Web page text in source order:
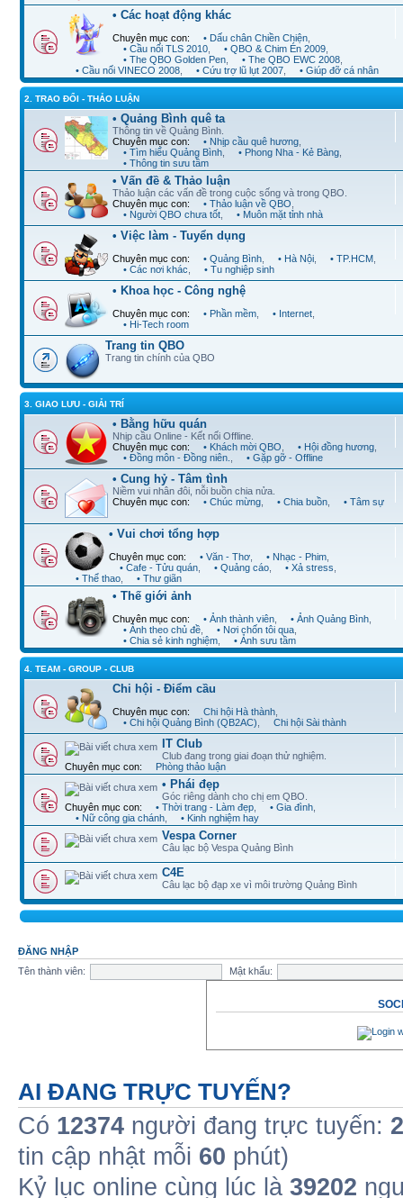
• Các hoạt động khác
Chuyên mục con: • Dấu chân Chiền Chiện
• Cầu nối TLS 2010
• QBO & Chim Én 2009
• The QBO Golden Pen
• The QBO EWC 2008
• Cầu nối VINECO 2008
• Cứu trợ lũ lụt 2007 • Giúp đỡ cá nhân
2. TRAO ĐỔI - THẢO LUẬN
• Quảng Bình quê ta
Thông tin về Quảng Bình.
Chuyên mục con:
• Nhịp cầu quê hương
• Tìm hiểu Quảng Bình
• Phong Nha - Kẻ Bàng
• Thông tin sưu tầm
• Vấn đề & Thảo luận
Thảo luận các vấn đề trong cuộc sống và trong QBO.
Chuyên mục con:
• Thảo luận về QBO
• Người QBO chưa tốt
• Muôn mặt tỉnh nhà
• Việc làm - Tuyển dụng
Chuyên mục con: • Quảng Bình • Hà Nội • TP.HCM
• Các nơi khác
• Tu nghiệp sinh
• Khoa học - Công nghệ
Chuyên mục con: • Phần mềm • Internet
• Hi-Tech room
Trang tin QBO
Trang tin chính của QBO
3. GIAO LƯU - GIẢI TRÍ
• Bằng hữu quán
Nhịp cầu Online - Kết nối Offline.
Chuyên mục con:
• Khách mời QBO • Hội đồng hương
• Đồng môn - Đồng niên.
• Gặp gỡ - Offline
• Cung hỷ - Tâm tình
Niềm vui nhân đôi, nỗi buồn chia nửa.
Chuyên mục con:
• Chúc mừng • Chia buồn • Tâm sự
• Vui chơi tổng hợp
Chuyên mục con: • Văn - Thơ • Nhạc - Phim
• Cafe - Tửu quán
• Quảng cáo • Xả stress
• Thể thao
• Thư giãn
• Thế giới ảnh
Chuyên mục con: • Ảnh thành viên • Ảnh Quảng Bình
• Ảnh theo chủ đề
• Nơi chốn tôi qua
• Chia sẻ kinh nghiệm
• Ảnh sưu tầm
4. TEAM - GROUP - CLUB
Chi hội - Điểm cầu
Chuyên mục con: Chi hội Hà thành
• Chi hội Quảng Bình (QB2AC)
Chi hội Sài thành
IT Club
Club đang trong giai đoạn thử nghiệm.
Chuyên mục con:
Phòng thảo luận
• Phái đẹp
Góc riêng dành cho chị em QBO.
Chuyên mục con:
• Thời trang - Làm đẹp • Gia đình
• Nữ công gia chánh
• Kinh nghiệm hay
Vespa Corner
Câu lạc bộ Vespa Quảng Bình
C4E
Câu lạc bộ đạp xe vì môi trường Quảng Bình
ĐĂNG NHẬP
Tên thành viên:
Mật khẩu:
AI ĐANG TRỰC TUYẾN?
Có 12374 người đang trực tuyến: 2
tin cập nhật mỗi 60 phút)
Kỷ lục online cùng lúc là 39202